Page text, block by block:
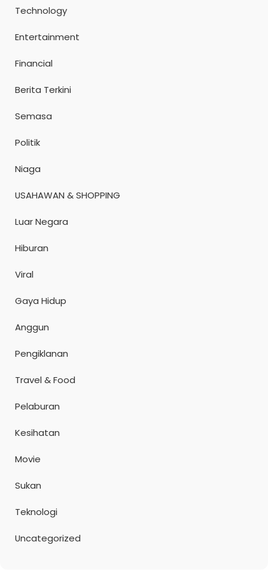
Technology
Entertainment
Financial
Berita Terkini
Semasa
Politik
Niaga
USAHAWAN & SHOPPING
Luar Negara
Hiburan
Viral
Gaya Hidup
Anggun
Pengiklanan
Travel & Food
Pelaburan
Kesihatan
Movie
Sukan
Teknologi
Uncategorized